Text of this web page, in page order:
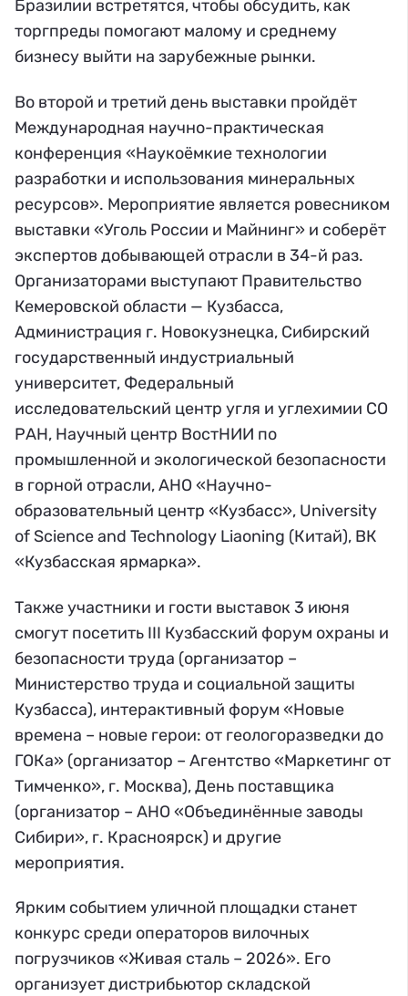
Бразилии встретятся, чтобы обсудить, как
торгпреды помогают малому и среднему
бизнесу выйти на зарубежные рынки.
Во второй и третий день выставки пройдёт
Международная научно-практическая
конференция «Наукоёмкие технологии
разработки и использования минеральных
ресурсов». Мероприятие является ровесником
выставки «Уголь России и Майнинг» и соберёт
экспертов добывающей отрасли в 34-й раз.
Организаторами выступают Правительство
Кемеровской области — Кузбасса,
Администрация г. Новокузнецка, Сибирский
государственный индустриальный
университет, Федеральный
исследовательский центр угля и углехимии СО
РАН, Научный центр ВостНИИ по
промышленной и экологической безопасности
в горной отрасли, АНО «Научно-
образовательный центр «Кузбасс», University
of Science and Technology Liaoning (Китай), ВК
«Кузбасская ярмарка».
Также участники и гости выставок 3 июня
смогут посетить III Кузбасский форум охраны и
безопасности труда (организатор –
Министерство труда и социальной защиты
Кузбасса), интерактивный форум «Новые
времена – новые герои: от геологоразведки до
ГОКа» (организатор – Агентство «Маркетинг от
Тимченко», г. Москва), День поставщика
(организатор – АНО «Объединённые заводы
Сибири», г. Красноярск) и другие
мероприятия.
Ярким событием уличной площадки станет
конкурс среди операторов вилочных
погрузчиков «Живая сталь – 2026». Его
организует дистрибьютор складской